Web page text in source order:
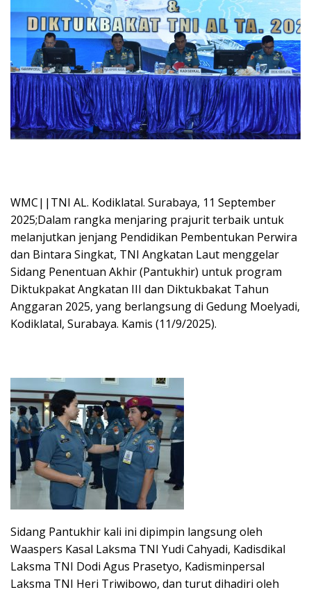
WMC||TNI AL. Kodiklatal. Surabaya, 11 September
2025;Dalam rangka menjaring prajurit terbaik untuk
melanjutkan jenjang Pendidikan Pembentukan Perwira
dan Bintara Singkat, TNI Angkatan Laut menggelar
Sidang Penentuan Akhir (Pantukhir) untuk program
Diktukpakat Angkatan III dan Diktukbakat Tahun
Anggaran 2025, yang berlangsung di Gedung Moelyadi,
Kodiklatal, Surabaya. Kamis (11/9/2025).
Sidang Pantukhir kali ini dipimpin langsung oleh
Waaspers Kasal Laksma TNI Yudi Cahyadi, Kadisdikal
Laksma TNI Dodi Agus Prasetyo, Kadisminpersal
Laksma TNI Heri Triwibowo, dan turut dihadiri oleh